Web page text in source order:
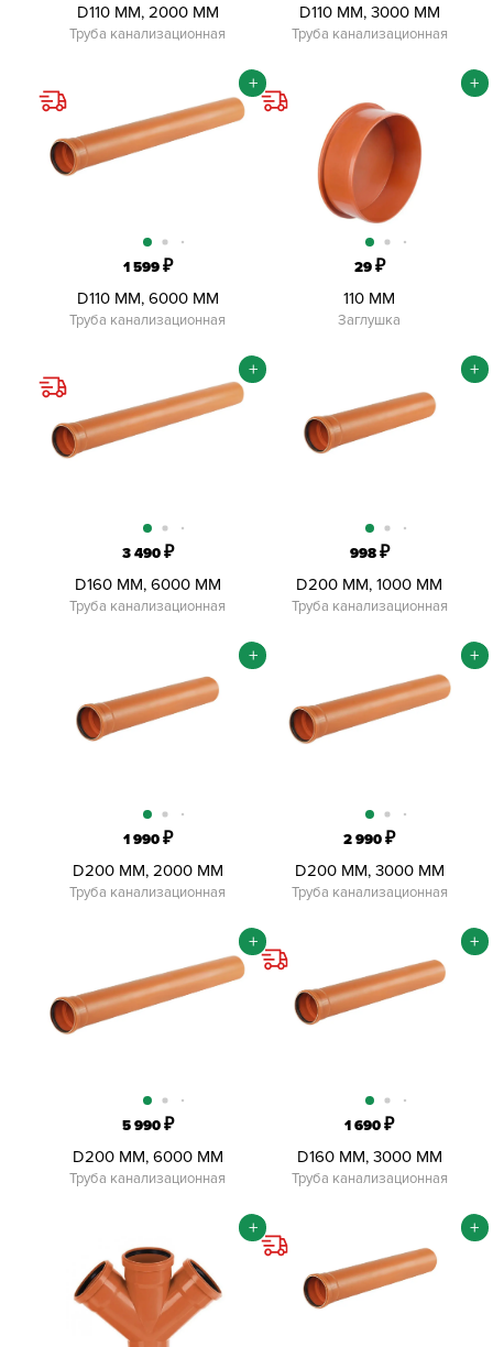
D110 ММ, 2000 ММ
Труба канализационная
D110 ММ, 3000 ММ
Труба канализационная
1 599₽
D110 ММ, 6000 ММ
Труба канализационная
+
29₽
110 ММ
Заглушка
+
3 490₽
D160 ММ, 6000 ММ
Труба канализационная
+
998₽
D200 ММ, 1000 ММ
Труба канализационная
+
1 990₽
D200 ММ, 2000 ММ
Труба канализационная
+
2 990₽
D200 ММ, 3000 ММ
Труба канализационная
+
5 990₽
D200 ММ, 6000 ММ
Труба канализационная
+
1 690₽
D160 ММ, 3000 ММ
Труба канализационная
+
+ +